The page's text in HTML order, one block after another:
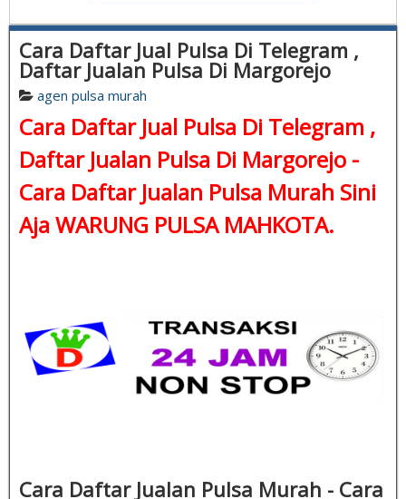
Cara Daftar Jual Pulsa Di Telegram ,
Daftar Jualan Pulsa Di Margorejo
agen pulsa murah
Cara Daftar Jual Pulsa Di Telegram ,
Daftar Jualan Pulsa Di Margorejo -
Cara Daftar Jualan Pulsa Murah Sini
Aja WARUNG PULSA MAHKOTA.
Cara Daftar Jualan Pulsa Murah - Cara